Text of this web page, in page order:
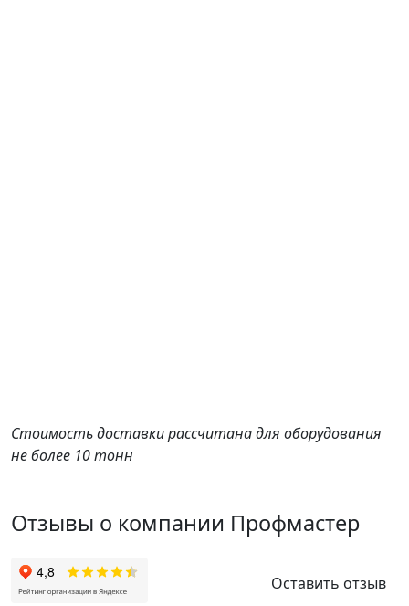
Стоимость доставки рассчитана для оборудования
не более 10 тонн
Отзывы о компании Профмастер
Оставить отзыв